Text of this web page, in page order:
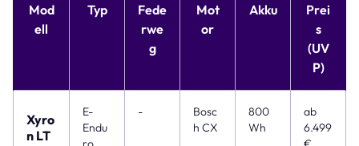
Mod
ell
Typ
Fede
rwe
g
Mot
or
Akku
Prei
s
(UV
P)
Xyro
n LT
E-
Endu
-
Bosc
h CX
800
Wh
ab
6.499